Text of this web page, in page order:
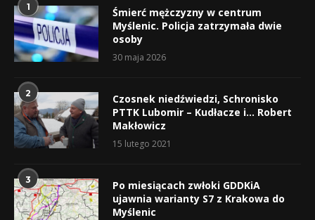
1
Śmierć mężczyzny w centrum
Myślenic. Policja zatrzymała dwie
osoby
30 maja 2026
2
Czosnek niedźwiedzi, Schronisko
PTTK Lubomir – Kudłacze i… Robert
Makłowicz
15 lutego 2021
3
Po miesiącach zwłoki GDDKiA
ujawnia warianty S7 z Krakowa do
Myślenic